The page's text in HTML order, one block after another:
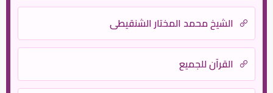
الشيخ محمد المختار الشنقيطي
القرآن للجميع